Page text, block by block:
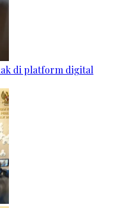
di platform digital